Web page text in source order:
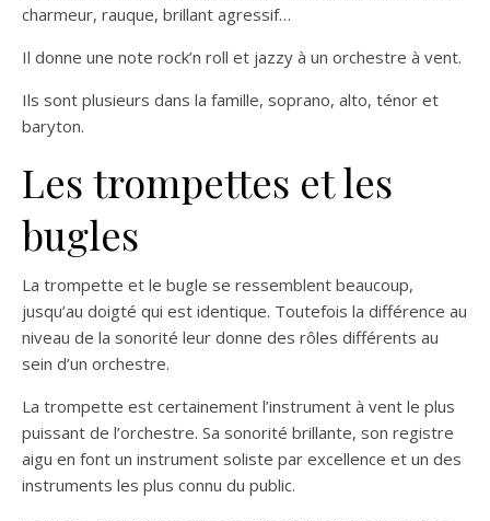
charmeur, rauque, brillant agressif…
Il donne une note rock’n roll et jazzy à un orchestre à vent.
Ils sont plusieurs dans la famille, soprano, alto, ténor et
baryton.
Les trompettes et les
bugles
La trompette et le bugle se ressemblent beaucoup,
jusqu’au doigté qui est identique. Toutefois la différence au
niveau de la sonorité leur donne des rôles différents au
sein d’un orchestre.
La trompette est certainement l’instrument à vent le plus
puissant de l’orchestre. Sa sonorité brillante, son registre
aigu en font un instrument soliste par excellence et un des
instruments les plus connu du public.